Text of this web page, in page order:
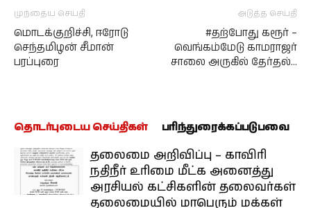
முந்தைய செய்தி
மொடக்குறிச்சி, ஈரோடு
செந்தமிழன் சீமான்
பரப்புரை
அடுத்த செய்தி
#தற்போது கரூர் –
வெங்கம்மேடு காமராஜர்
சாலை அருகில் தேர்தல்…
தொடர்புடைய செய்திகள் பரிந்துரைக்கப்படுபவை
தலைமை அறிவிப்பு – காவிரி
நதிநீர் உரிமை மீட்க அனைத்து
அரசியல் கட்சிகளின் தலைவர்கள்
தலைமையில் மாபெரும் மக்கள்